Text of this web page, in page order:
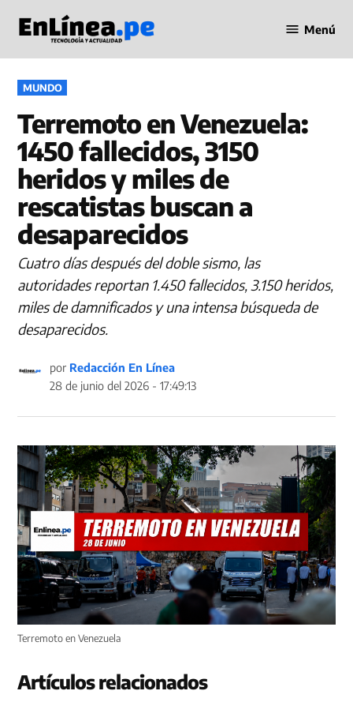
contenido
en Línea
Menú
PUBLICADO
EN
MUNDO
Terremoto en Venezuela:
1450 fallecidos, 3150
heridos y miles de
rescatistas buscan a
desaparecidos
Cuatro días después del doble sismo, las
autoridades reportan 1.450 fallecidos, 3.150 heridos,
miles de damnificados y una intensa búsqueda de
desaparecidos.
por Redacción En Línea
28 de junio del 2026 - 17:49:13
Terremoto en Venezuela
Artículos relacionados